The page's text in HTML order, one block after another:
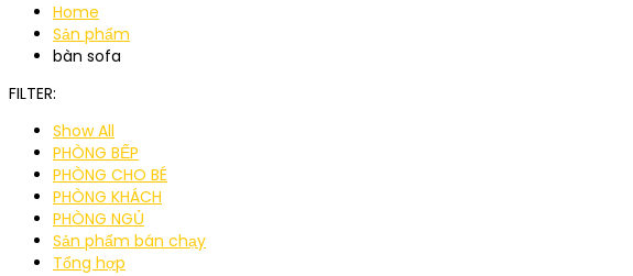
Home
Sản phẩm
bàn sofa
FILTER:
Show All
PHÒNG BẾP
PHÒNG CHO BÉ
PHÒNG KHÁCH
PHÒNG NGỦ
Sản phẩm bán chạy
Tổng hợp